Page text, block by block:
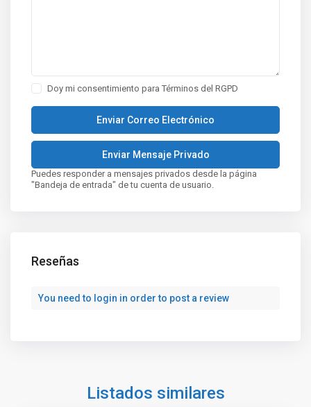
Doy mi consentimiento paraTérminos del RGPD
Puedes responder a mensajes privados desde la página
"Bandeja de entrada" de tu cuenta de usuario.
Reseñas
You need to login in order to post a review
Listados similares